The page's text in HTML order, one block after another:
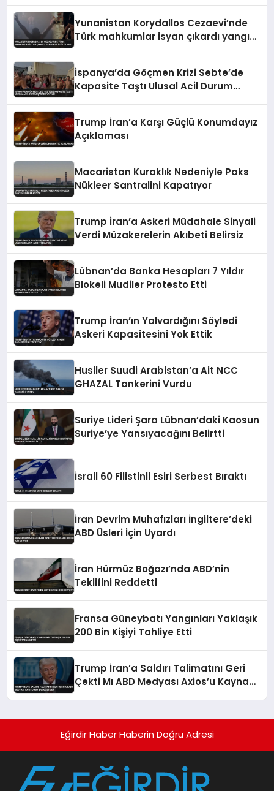
Yunanistan Korydallos Cezaevi’nde
Türk mahkumlar isyan çıkardı yangın
İspanya’da Göçmen Krizi Sebte’de
Kapasite Taştı Ulusal Acil Durum
Trump İran’a Karşı Güçlü Konumdayız
Açıklaması
Macaristan Kuraklık Nedeniyle Paks
Nükleer Santralini Kapatıyor
Trump İran’a Askeri Müdahale Sinyali
Verdi Müzakerelerin Akıbeti Belirsiz
Lübnan’da Banka Hesapları 7 Yıldır
Blokeli Mudiler Protesto Etti
Trump İran’ın Yalvardığını Söyledi
Askeri Kapasitesini Yok Ettik
Husiler Suudi Arabistan’a Ait NCC
GHAZAL Tankerini Vurdu
Suriye Lideri Şara Lübnan’daki Kaosun
Suriye’ye Yansıyacağını Belirtti
İsrail 60 Filistinli Esiri Serbest Bıraktı
İran Devrim Muhafızları İngiltere’deki
ABD Üsleri İçin Uyardı
İran Hürmüz Boğazı’nda ABD’nin
Teklifini Reddetti
Fransa Güneybatı Yangınları Yaklaşık
200 Bin Kişiyi Tahliye Etti
Trump İran’a Saldırı Talimatını Geri
Çekti Mı ABD Medyası Axios’u Kaynak
Eğirdir Haber Haberin Doğru Adresi